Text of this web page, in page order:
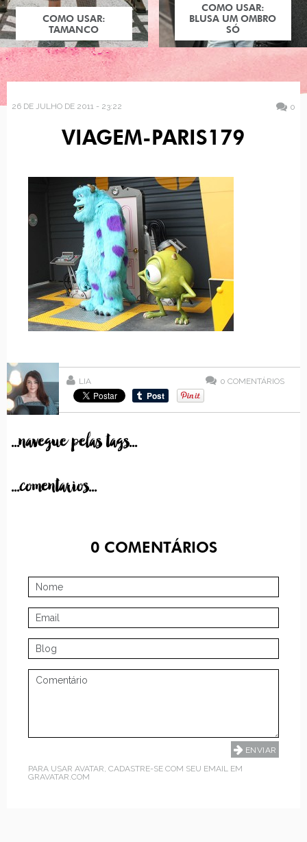
COMO USAR:
TAMANCO
COMO USAR:
BLUSA UM OMBRO
SÓ
26 DE JULHO DE 2011 - 23:22 0
VIAGEM-PARIS179
LIA 0 COMENTÁRIOS
...navegue pelas tags...
...comentarios...
0COMENTÁRIOS
PARA USAR AVATAR, CADASTRE-SE COM SEU EMAIL EM
GRAVATAR.COM